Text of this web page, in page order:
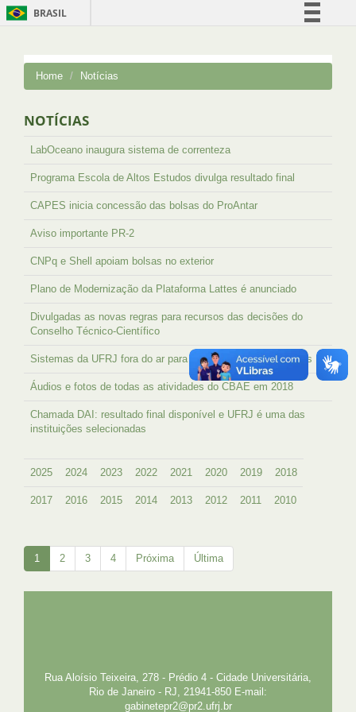
BRASIL
Comunica BR
Home Notícias
NOTÍCIAS
LabOceano inaugura sistema de correnteza
Programa Escola de Altos Estudos divulga resultado final
CAPES inicia concessão das bolsas do ProAntar
Aviso importante PR-2
CNPq e Shell apoiam bolsas no exterior
Plano de Modernização da Plataforma Lattes é anunciado
Divulgadas as novas regras para recursos das decisões do
Conselho Técnico-Científico
Sistemas da UFRJ fora do ar para manutenção de servidores
Áudios e fotos de todas as atividades do CBAE em 2018
Chamada DAI: resultado final disponível e UFRJ é uma das
instituições selecionadas
2025 2024 2023 2022 2021 2020 2019 2018
2017 2016 2015 2014 2013 2012 2011 2010
1 2 3 4 Próxima Última
Rua Aloísio Teixeira, 278 - Prédio 4 - Cidade Universitária,
Rio de Janeiro - RJ, 21941-850 E-mail:
gabinetepr2@pr2.ufrj.br